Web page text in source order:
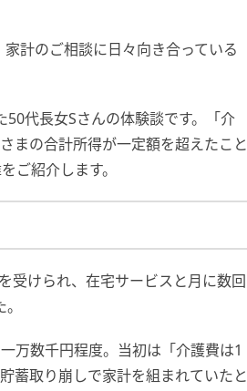
計のご相談に日々向き合っている
代長女Sさんの体験談です。「介
まの合計所得が一定額を超えたこと
ご紹介します。
受けられ、在宅サービスと月に数回
万数千円程度。当初は「介護費は1
蓄取り崩しで家計を組まれていたと